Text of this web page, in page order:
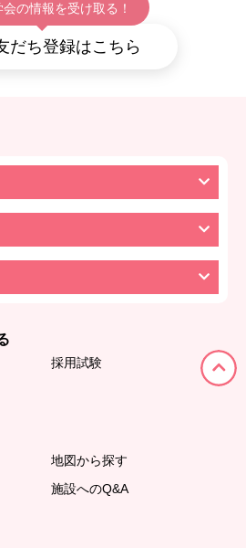
の情報を受け取る！
だち登録はこちら
採用試験
地図から探す
施設へのQ&A